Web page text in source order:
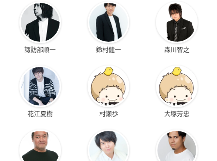
諏訪部順一 鈴村健一 森川智之
花江夏樹 村瀬歩 大塚芳忠